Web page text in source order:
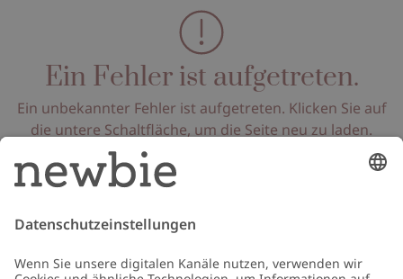
Ein Fehler ist aufgetreten.
Ein unbekannter Fehler ist aufgetreten. Klicken Sie auf
die untere Schaltfläche, um die Seite neu zu laden.
Seite neu laden